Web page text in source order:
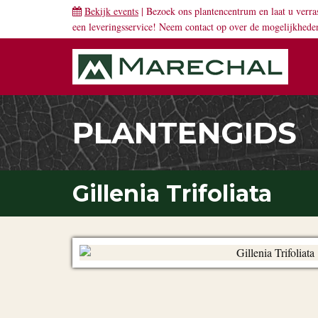
Bekijk events | Bezoek ons plantencentrum en laat u
een leveringsservice! Neem contact op over de
PLANTENGIDS
Gillenia Trifoliata